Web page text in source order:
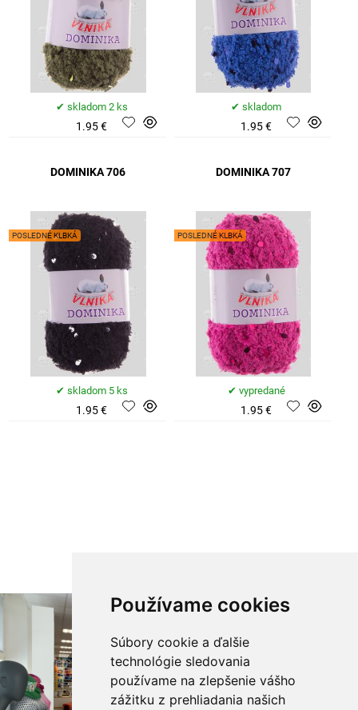
Používame cookies
Súbory cookie a ďalšie
technológie sledovania
používame na zlepšenie vášho
zážitku z prehliadania našich
skladom 2 ks
1.95 €
skladom
1.95 €
DOMINIKA 706
POSLEDNÉ KLBKÁ
skladom 5 ks
1.95 €
DOMINIKA 707
POSLEDNÉ KLBKÁ
vypredané
1.95 €